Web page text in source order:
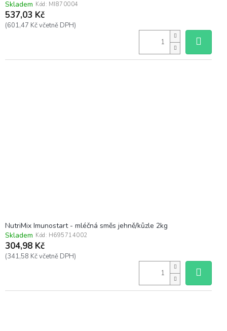
Skladem Kód: MI870004
537,03 Kč
(601,47 Kč včetně DPH)
NutriMix Imunostart - mléčná směs jehně/kůzle 2kg
Skladem Kód: H695714002
304,98 Kč
(341,58 Kč včetně DPH)